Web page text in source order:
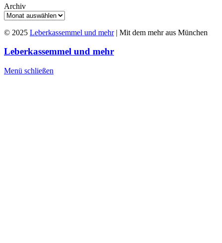
Archiv
© 2025 Leberkassemmel und mehr| Mit dem mehr aus München
Leberkassemmel und mehr
Menü schließen